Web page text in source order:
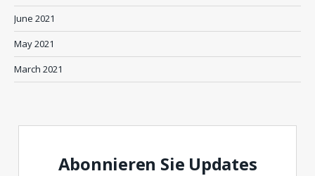
June 2021
May 2021
March 2021
Abonnieren Sie Updates